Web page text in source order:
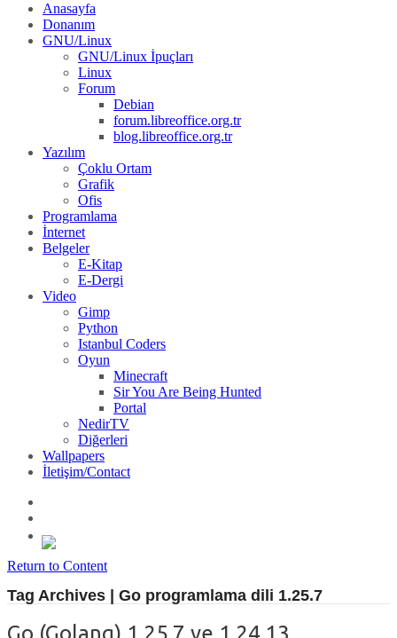
Anasayfa
Donanım
GNU/Linux
GNU/Linux İpuçları
Linux
Forum
Debian
forum.libreoffice.org.tr
blog.libreoffice.org.tr
Yazılım
Çoklu Ortam
Grafik
Ofis
Programlama
İnternet
Belgeler
E-Kitap
E-Dergi
Video
Gimp
Python
Istanbul Coders
Oyun
Minecraft
Sir You Are Being Hunted
Portal
NedirTV
Diğerleri
Wallpapers
İletişim/Contact
Return to Content
Tag Archives | Go programlama dili 1.25.7
Go (Golang) 1.25.7 ve 1.24.13